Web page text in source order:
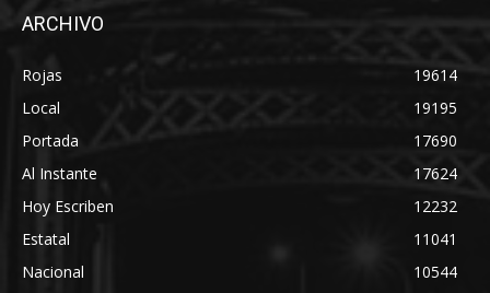
ARCHIVO
Rojas
19614
Local
19195
Portada
17690
Al Instante
17624
Hoy Escriben
12232
Estatal
11041
Nacional
10544